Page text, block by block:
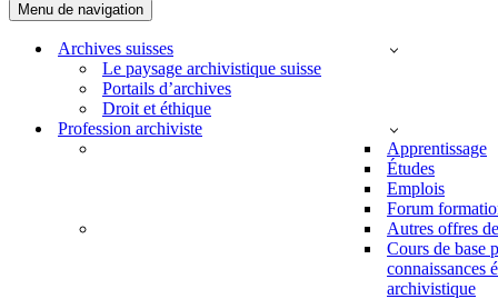
Menu de navigation
Archives suisses
Le paysage archivistique suisse
Portails d’archives
Droit et éthique
Profession archiviste
Apprentissage
Études
Emplois
Forum
Autres offres
Cours de base
connaissances
archivistique